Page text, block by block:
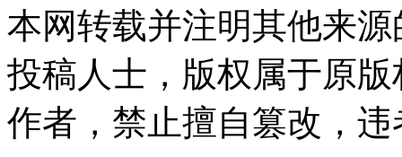
本网转载并注明其他来
投稿人士，版权属于原
作者，禁止擅自篡改，